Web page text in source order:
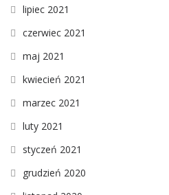
lipiec 2021
czerwiec 2021
maj 2021
kwiecień 2021
marzec 2021
luty 2021
styczeń 2021
grudzień 2020